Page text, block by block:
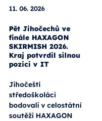
11. 06. 2026
Pět Jihočechů ve
finále HAXAGON
SKIRMISH 2026.
Kraj potvrdil silnou
pozici v IT
Jihočeští
středoškoláci
bodovali v celostátní
soutěži HAXAGON